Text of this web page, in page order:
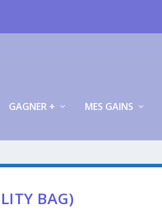
GAGNER + MES GAINS
BAG)